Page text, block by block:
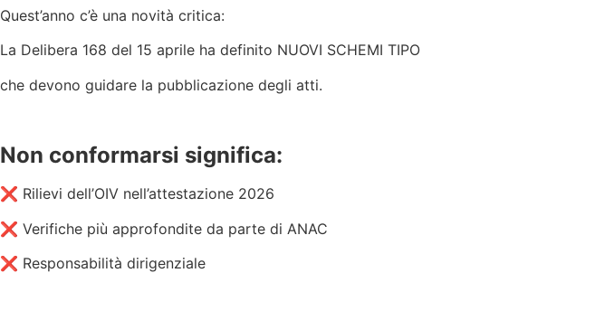
Quest’anno c’è una novità critica:
La Delibera 168 del 15 aprile ha definito NUOVI SCHEMI TIPO
che devono guidare la pubblicazione degli atti.
Non conformarsi significa:
❌ Rilievi dell’OIV nell’attestazione 2026
❌ Verifiche più approfondite da parte di ANAC
❌ Responsabilità dirigenziale